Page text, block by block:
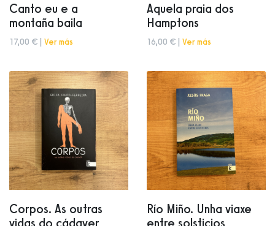
Canto eu e a
montaña baila
17,00 € | Ver más
Aquela praia dos
Hamptons
16,00 € | Ver más
Corpos. As outras
vidas do cádaver
Río Miño. Unha viaxe
entre solsticios